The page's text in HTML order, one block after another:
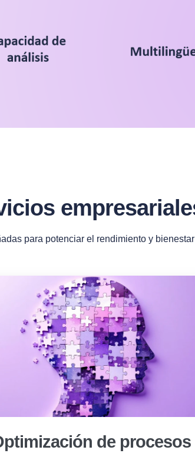
para potenciar el rendimiento y
de procesos